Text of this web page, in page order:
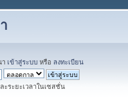
า เข้าสู่ระบบ หรือ ลงทะเบียน
ะระยะเวลาในเซสชั่น